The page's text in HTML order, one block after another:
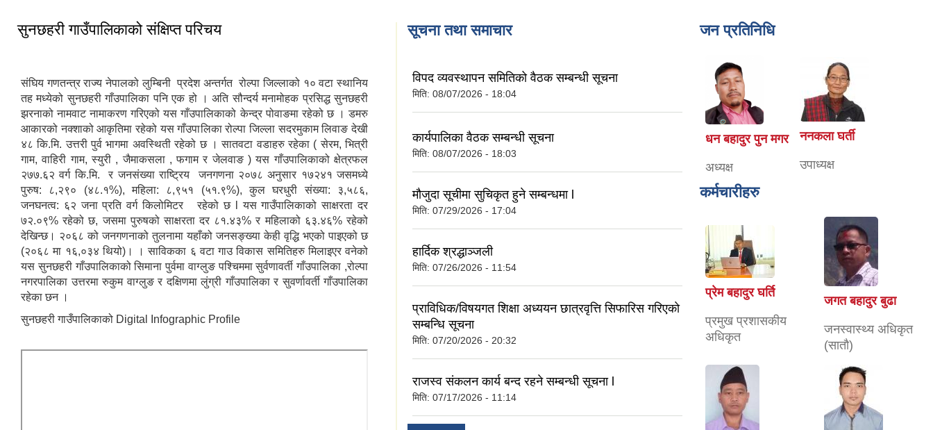
सुनछहरी गाउँपालिकाको संक्षिप्त परिचय
संघिय गणतन्त्र राज्य नेपालको लुम्बिनी प्रदेश अन्तर्गत रोल्पा जिल्लाको १० वटा स्थानिय
तह मध्येको सुनछहरी गाँउपालिका पनि एक हो । अति सौन्दर्य मनामोहक प्रसिद्ध सुनछहरी
झरनाको नामवाट नामाकरण गरिएको यस गाँउपालिकाको केन्द्र पोवाङमा रहेको छ । डमरु
आकारको नक्शाको आकृतिमा रहेको यस गाँउपालिका रोल्पा जिल्ला सदरमुकाम लिवाङ देखी
४८ कि.मि. उत्तरी पुर्व भागमा अवस्थिती रहेको छ । सातवटा वडाहरु रहेका ( सेरम, भित्री
गाम, वाहिरी गाम, स्युरी , जैमाकसला , फगाम र जेलवाङ ) यस गाँउपालिकाको क्षेत्रफल
२७७.६२ वर्ग कि.मि. र जनसंख्या राष्ट्रिय जनगणना २०७८ अनुसार १७२४१ जसमध्ये
पुरुष: ८,२९० (४८.१%), महिला: ८,९५१ (५१.९%), कुल घरधुरी संख्या: ३,५८६,
जनघनत्व: ६२ जना प्रति वर्ग किलोमिटर रहेको छ l यस गाउँपालिकाको साक्षरता दर
७२.०९% रहेको छ, जसमा पुरुषको साक्षरता दर ८१.४३% र महिलाको ६३.४६% रहेको
देखिन्छ। २०६८ को जनगणनाको तुलनामा यहाँको जनसङ्ख्या केही वृद्धि भएको पाइएको छ
(२०६८ मा १६,०३४ थियो)। । साविकका ६ वटा गाउ विकास समितिहरु मिलाइएर वनेको
यस सुनछहरी गाँउपालिकाको सिमाना पुर्वमा वाग्लुङ पश्चिममा सुर्वणावर्ती गाँउपालिका ,रोल्पा
नगरपालिका उत्तरमा रुकुम वाग्लुङ र दक्षिणमा लुंग्री गाँउपालिका र सुवर्णावर्ती गाँउपालिका
रहेका छन ।
सुनछहरी गाउँपालिकाको Digital Infographic Profile
सूचना तथा समाचार
विपद व्यवस्थापन समितिको वैठक सम्बन्धी सूचना
मिति: 08/07/2026 - 18:04
कार्यपालिका वैठक सम्बन्धी सूचना
मिति: 08/07/2026 - 18:03
मौजुदा सूचीमा सुचिकृत हुने सम्बन्धमा l
मिति: 07/29/2026 - 17:04
हार्दिक श्रद्धाञ्जली
मिति: 07/26/2026 - 11:54
प्राविधिक/विषयगत शिक्षा अध्ययन छात्रवृत्ति सिफारिस गरिएकाे
सम्बन्धि सूचना
मिति: 07/20/2026 - 20:32
राजस्व संकलन कार्य बन्द रहने सम्बन्धी सूचना l
मिति: 07/17/2026 - 11:14
जन प्रतिनिधि
धन बहादुर पुन मगर
अध्यक्ष
ननकला घर्ती
उपाध्यक्ष
कर्मचारीहरु
प्रेम बहादुर घर्ति
प्रमुख प्रशासकीय
अधिकृत
जगत बहादुर बुढा
जनस्वास्थ्य अधिकृत
(सातौ)